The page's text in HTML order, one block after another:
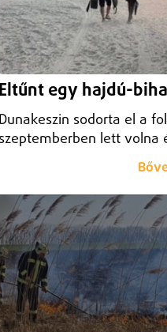
így maradt a tilalom.
Eltűnt egy hajdú-
Dunakeszin sodorta el a
szeptemberben lett volna